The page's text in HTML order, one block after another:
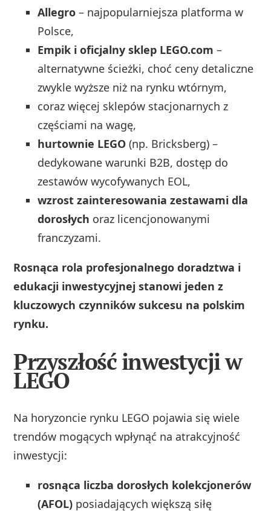
Allegro – najpopularniejsza platforma w
Polsce,
Empik i oficjalny sklep LEGO.com –
alternatywne ścieżki, choć ceny detaliczne
zwykle wyższe niż na rynku wtórnym,
coraz więcej sklepów stacjonarnych z
częściami na wagę,
hurtownie LEGO (np. Bricksberg) –
dedykowane warunki B2B, dostęp do
zestawów wycofywanych EOL,
wzrost zainteresowania zestawami dla
dorosłych oraz licencjonowanymi
franczyzami.
Rosnąca rola profesjonalnego doradztwa i
edukacji inwestycyjnej stanowi jeden z
kluczowych czynników sukcesu na polskim
rynku.
Przyszłość inwestycji w
LEGO
Na horyzoncie rynku LEGO pojawia się wiele
trendów mogących wpłynąć na atrakcyjność
inwestycji:
rosnąca liczba dorosłych kolekcjonerów
(AFOL) posiadających większą siłę